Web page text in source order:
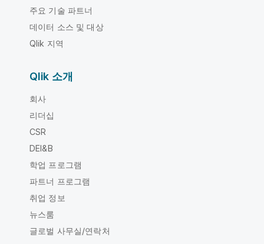
주요 기술 파트너
데이터 소스 및 대상
Qlik 지역
Qlik 소개
회사
리더십
CSR
DEI&B
학업 프로그램
파트너 프로그램
취업 정보
뉴스룸
글로벌 사무실/연락처